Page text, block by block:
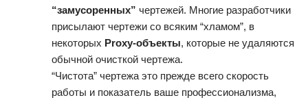
“замусоренных” чертежей. Многие разработчики
присылают чертежи со всяким “хламом”, в
некоторых Proxy-объекты, которые не удаляются
обычной очисткой чертежа.
“Чистота” чертежа это прежде всего скорость
работы и показатель ваше профессионализма,